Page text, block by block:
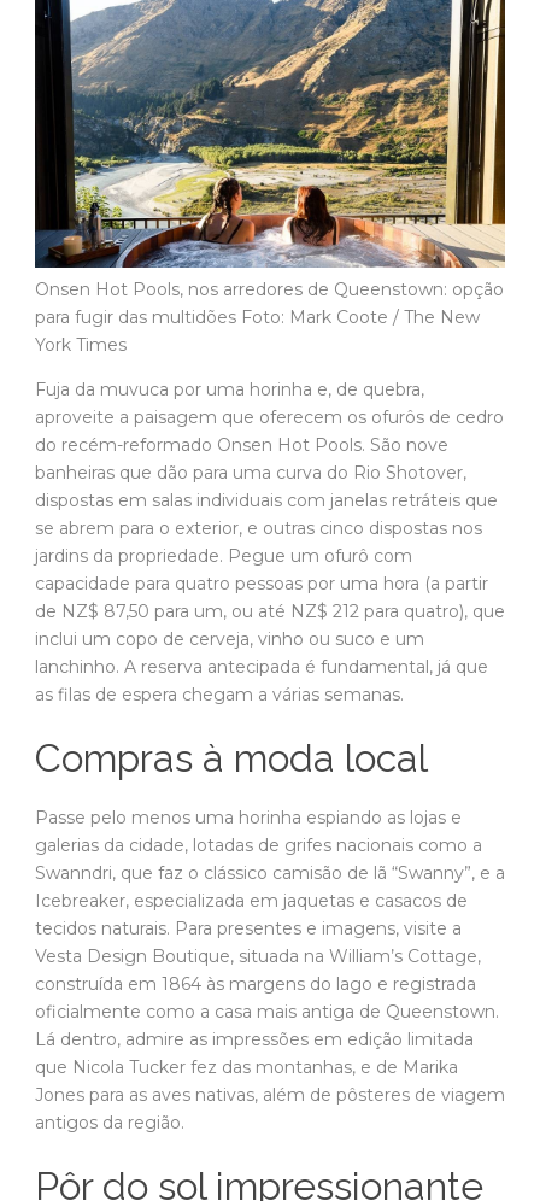
Onsen Hot Pools, nos arredores de Queenstown: opção
para fugir das multidões Foto: Mark Coote / The New
York Times
Fuja da muvuca por uma horinha e, de quebra,
aproveite a paisagem que oferecem os ofurôs de cedro
do recém-reformado Onsen Hot Pools. São nove
banheiras que dão para uma curva do Rio Shotover,
dispostas em salas individuais com janelas retráteis que
se abrem para o exterior, e outras cinco dispostas nos
jardins da propriedade. Pegue um ofurô com
capacidade para quatro pessoas por uma hora (a partir
de NZ$ 87,50 para um, ou até NZ$ 212 para quatro), que
inclui um copo de cerveja, vinho ou suco e um
lanchinho. A reserva antecipada é fundamental, já que
as filas de espera chegam a várias semanas.
Compras à moda local
Passe pelo menos uma horinha espiando as lojas e
galerias da cidade, lotadas de grifes nacionais como a
Swanndri, que faz o clássico camisão de lã “Swanny”, e a
Icebreaker, especializada em jaquetas e casacos de
tecidos naturais. Para presentes e imagens, visite a
Vesta Design Boutique, situada na William’s Cottage,
construída em 1864 às margens do lago e registrada
oficialmente como a casa mais antiga de Queenstown.
Lá dentro, admire as impressões em edição limitada
que Nicola Tucker fez das montanhas, e de Marika
Jones para as aves nativas, além de pôsteres de viagem
antigos da região.
Pôr do sol impressionante